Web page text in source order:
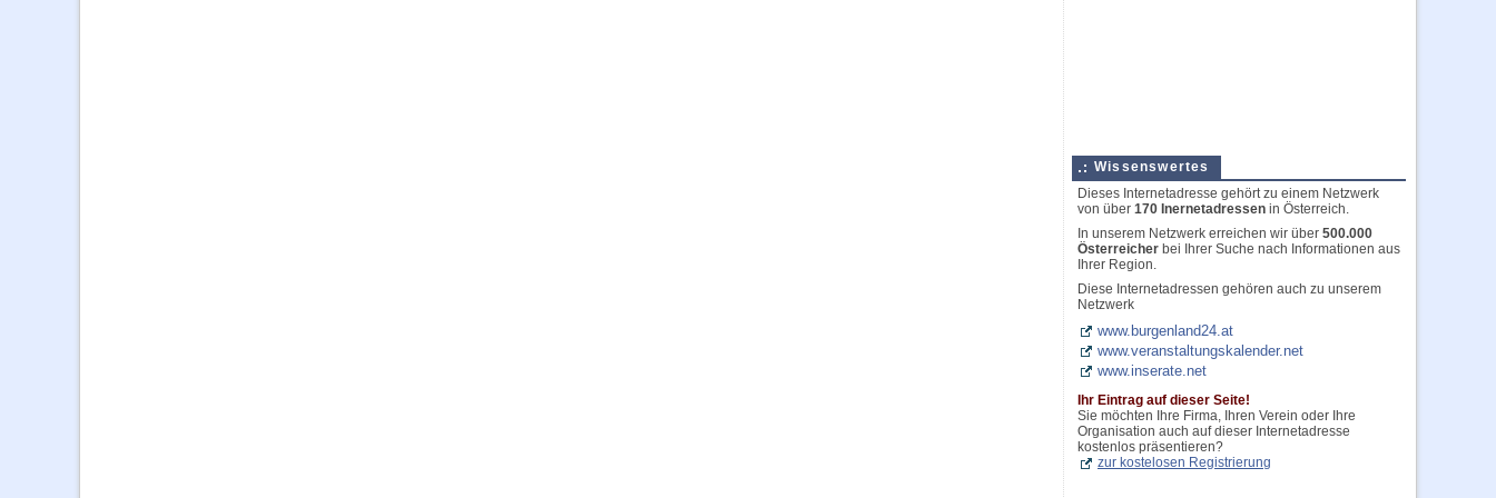
Wissenswertes
Dieses Internetadresse gehört zu einem Netzwerk
von über 170 Inernetadressen in Österreich.
In unserem Netzwerk erreichen wir über 500.000
Österreicher bei Ihrer Suche nach Informationen aus
Ihrer Region.
Diese Internetadressen gehören auch zu unserem
Netzwerk
www.burgenland24.at
www.veranstaltungskalender.net
www.inserate.net
Ihr Eintrag auf dieser Seite!
Sie möchten Ihre Firma, Ihren Verein oder Ihre
Organisation auch auf dieser Internetadresse
kostenlos präsentieren?
zur kostelosen Registrierung